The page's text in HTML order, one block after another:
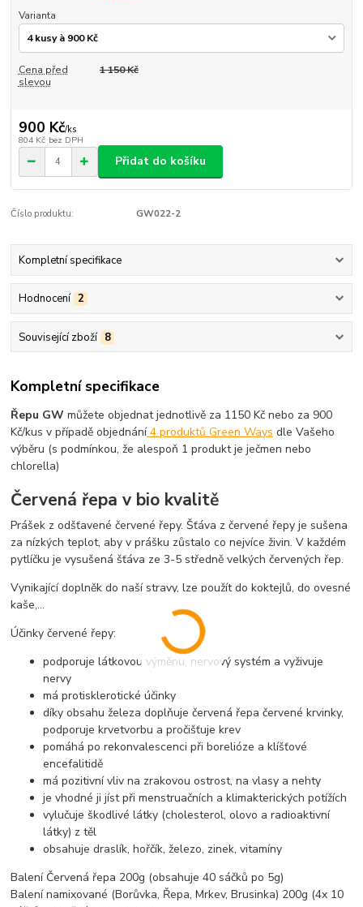
Varianta
Cena před
slevou
1 150 Kč
900 Kč/ks
804 Kč bez DPH
Přidat do košíku
Číslo produktu: GW022-2
Kompletní specifikace
Hodnocení 2
Související zboží 8
Kompletní specifikace
Řepu GW můžete objednat jednotlivě za 1150 Kč nebo za 900
Kč/kus v případě objednání4 produktů Green Ways dle Vašeho
výběru (s podmínkou, že alespoň 1 produkt je ječmen nebo
chlorella)
Červená řepa v bio kvalitě
Prášek z odšťavené červené řepy. Šťáva z červené řepy je sušena
za nízkých teplot, aby v prášku zůstalo co nejvíce živin. V každém
pytlíčku je vysušená šťáva ze 3-5 středně velkých červených řep.
Vynikající doplněk do naší stravy, lze použít do koktejlů, do ovesné
kaše,...
Účinky červené řepy:
podporuje látkovou výměnu, nervový systém a vyživuje
nervy
má protisklerotické účinky
díky obsahu železa doplňuje červená řepa červené krvinky,
podporuje krvetvorbu a pročišťuje krev
pomáhá po rekonvalescenci při borelióze a klíšťové
encefalitidě
má pozitivní vliv na zrakovou ostrost, na vlasy a nehty
je vhodné ji jíst při menstruačních a klimakterických potížích
vylučuje škodlivé látky (cholesterol, olovo a radioaktivní
látky) z těl
obsahuje draslík, hořčík, železo, zinek, vitamíny
Balení Červená řepa 200g (obsahuje 40 sáčků po 5g)
Balení namixované (Borůvka, Řepa, Mrkev, Brusinka) 200g (4x 10